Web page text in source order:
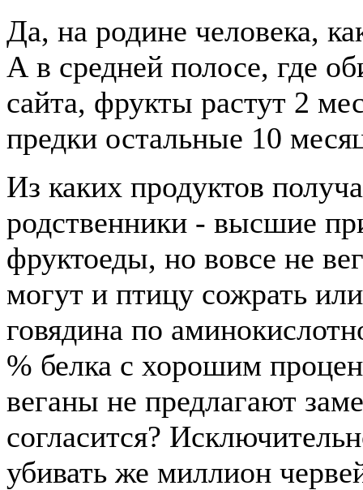
Да, на родине человека,
А в средней полосе, где
сайта, фрукты растут 2
предки остальные 10
Из каких продуктов
родственники - высшие
фруктоеды, но вовсе не
могут и птицу сожрать
говядина по
% белка с хорошим
веганы не предлагают
согласится?
убивать же миллион